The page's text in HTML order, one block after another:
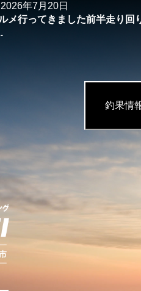
2026年7月20日
メ行ってきました前半走り回
釣果情